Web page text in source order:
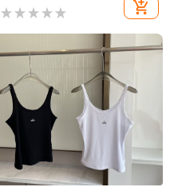
Γυναικείο 9018
add_shopping_cart